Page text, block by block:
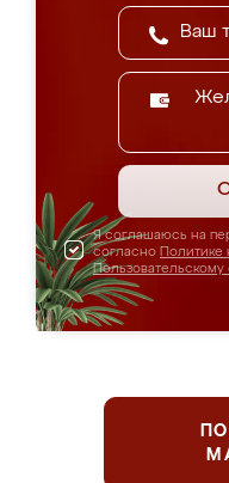
Я соглашаюсь на
согласно Политике